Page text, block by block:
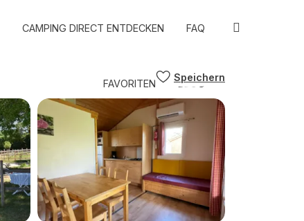
CAMPING DIRECT ENTDECKEN FAQ
FAVORITEN BLOG
Speichern